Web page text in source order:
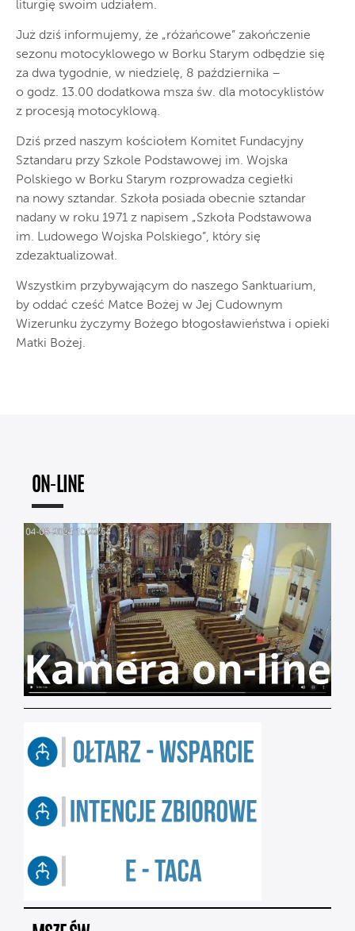
liturgię swoim udziałem.
Już dziś informujemy, że „różańcowe” zakończenie
sezonu motocyklowego w Borku Starym odbędzie się
za dwa tygodnie, w niedzielę, 8 października –
o godz. 13.00 dodatkowa msza św. dla motocyklistów
z procesją motocyklową.
Dziś przed naszym kościołem Komitet Fundacyjny
Sztandaru przy Szkole Podstawowej im. Wojska
Polskiego w Borku Starym rozprowadza cegiełki
na nowy sztandar. Szkoła posiada obecnie sztandar
nadany w roku 1971 z napisem „Szkoła Podstawowa
im. Ludowego Wojska Polskiego”, który się
zdezaktualizował.
Wszystkim przybywającym do naszego Sanktuarium,
by oddać cześć Matce Bożej w Jej Cudownym
Wizerunku życzymy Bożego błogosławieństwa i opieki
Matki Bożej.
ON-LINE